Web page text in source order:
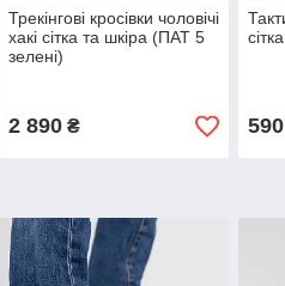
Трекінгові кросівки чоловічі
хакі сітка та шкіра (ПАТ 5
зелені)
2 890₴ 590